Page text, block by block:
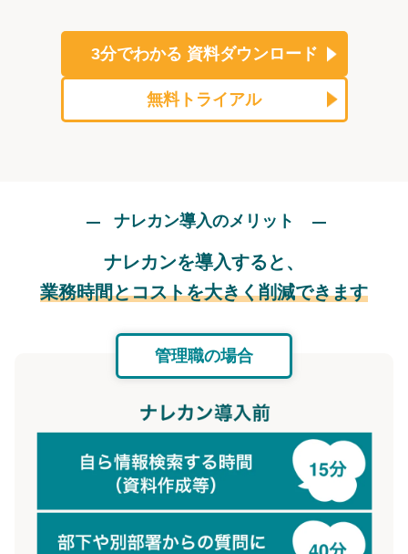
3分でわかる 資料ダウンロード
無料トライアル
ナレカン導入のメリット
ナレカンを導入すると、
業務時間とコストを大きく削減できます
管理職の場合